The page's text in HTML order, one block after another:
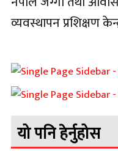
व्यवस्थापन प्रशिक्षण
यो पनि हेर्नुहोस